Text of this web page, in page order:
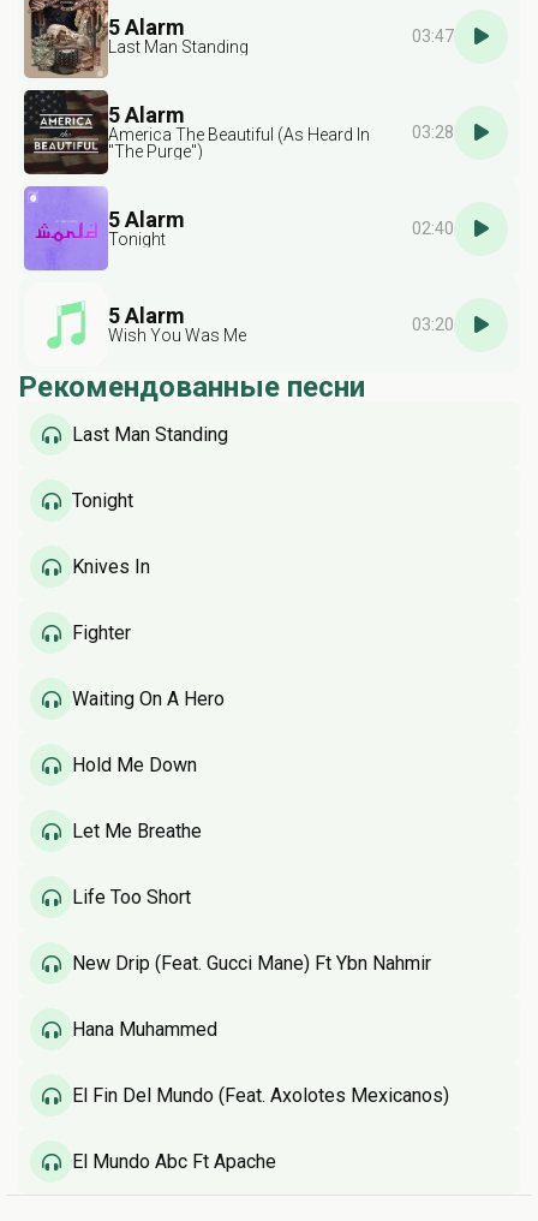
5 Alarm
Last Man Standing
03:47
5 Alarm
America The Beautiful (As Heard In
"The Purge")
03:28
5 Alarm
Tonight
02:40
5 Alarm
Wish You Was Me
03:20
Рекомендованные песни
Last Man Standing
Tonight
Knives In
Fighter
Waiting On A Hero
Hold Me Down
Let Me Breathe
Life Too Short
New Drip (Feat. Gucci Mane) Ft Ybn Nahmir
Hana Muhammed
El Fin Del Mundo (Feat. Axolotes Mexicanos)
El Mundo Abc Ft Apache